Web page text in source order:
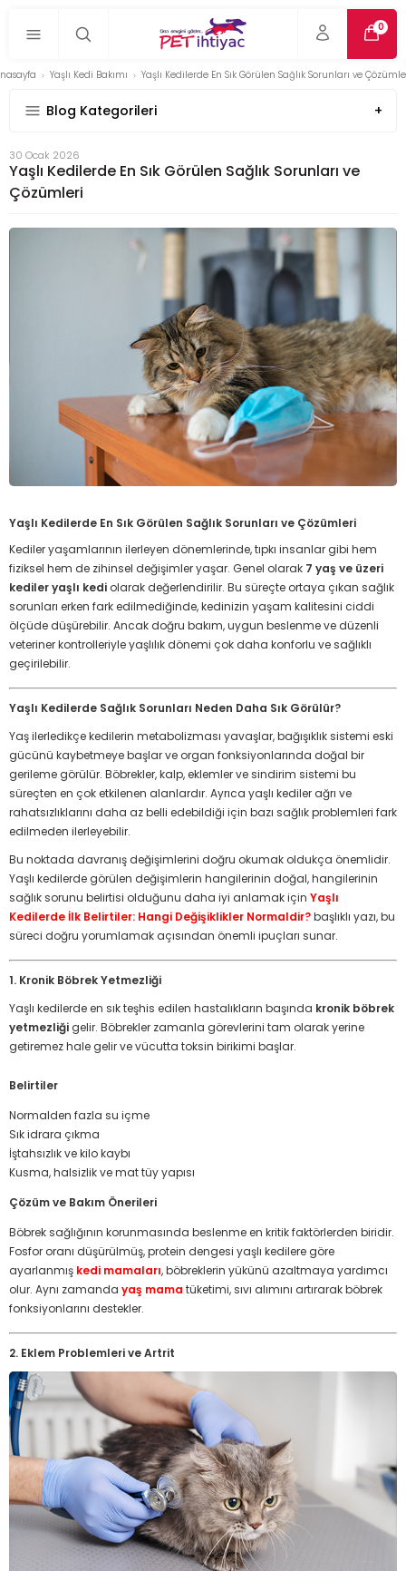
0
Yaşlı Kedi Bakımı Yaşlı Kedilerde En Sık Görülen Sağlık Sorunları ve
Blog Kategorileri
Yaşlı Kedilerde En Sık Görülen Sağlık Sorunları ve
Çözümleri
30 Ocak 2026
Yaşlı Kedilerde En Sık Görülen Sağlık Sorunları ve Çözümleri
Kediler yaşamlarının ilerleyen dönemlerinde, tıpkı insanlar gibi hem
fiziksel hem de zihinsel değişimler yaşar. Genel olarak 7 yaş ve üzeri
kediler yaşlı kedi olarak değerlendirilir. Bu süreçte ortaya çıkan sağlık
sorunları erken fark edilmediğinde, kedinizin yaşam kalitesini ciddi
ölçüde düşürebilir. Ancak doğru bakım, uygun beslenme ve düzenli
veteriner kontrolleriyle yaşlılık dönemi çok daha konforlu ve sağlıklı
geçirilebilir.
Yaşlı Kedilerde Sağlık Sorunları Neden Daha Sık Görülür?
Yaş ilerledikçe kedilerin metabolizması yavaşlar, bağışıklık sistemi eski
gücünü kaybetmeye başlar ve organ fonksiyonlarında doğal bir
gerileme görülür. Böbrekler, kalp, eklemler ve sindirim sistemi bu
süreçten en çok etkilenen alanlardır. Ayrıca yaşlı kediler ağrı ve
rahatsızlıklarını daha az belli edebildiği için bazı sağlık problemleri fark
edilmeden ilerleyebilir.
Bu noktada davranış değişimlerini doğru okumak oldukça önemlidir.
Yaşlı kedilerde görülen değişimlerin hangilerinin doğal, hangilerinin
sağlık sorunu belirtisi olduğunu daha iyi anlamak için Yaşlı
Kedilerde İlk Belirtiler: Hangi Değişiklikler Normaldir?başlıklı yazı, bu
süreci doğru yorumlamak açısından önemli ipuçları sunar.
1. Kronik Böbrek Yetmezliği
Yaşlı kedilerde en sık teşhis edilen hastalıkların başında kronik böbrek
yetmezliğigelir. Böbrekler zamanla görevlerini tam olarak yerine
getiremez hale gelir ve vücutta toksin birikimi başlar.
Belirtiler
Normalden fazla su içme
Sık idrara çıkma
İştahsızlık ve kilo kaybı
Kusma, halsizlik ve mat tüy yapısı
Çözüm ve Bakım Önerileri
Böbrek sağlığının korunmasında beslenme en kritik faktörlerden biridir.
Fosfor oranı düşürülmüş, protein dengesi yaşlı kedilere göre
ayarlanmış kedi mamaları, böbreklerin yükünü azaltmaya yardımcı
olur. Aynı zamanda yaş mama tüketimi, sıvı alımını artırarak böbrek
fonksiyonlarını destekler.
2. Eklem Problemleri ve Artrit